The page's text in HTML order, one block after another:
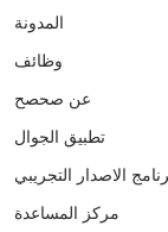
المدونة
وظائف
عن صحصح
تطبيق الجوال
الاصدار التجريبي
مركز المساعدة